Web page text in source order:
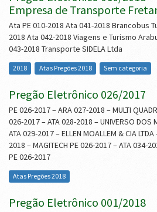
Empresa de Transporte
Ata PE 010-2018 Ata 041-2018 Brancobus
2018 Ata 042-2018 Viagens e Turismo
043-2018 Transporte SIDELA Ltda
2018 Atas Pregões 2018 Sem categoria
Pregão Eletrônico 026/2017
PE 026-2017 – ARA 027-2018 – MULTI
026-2017 – ATA 028-2018 – UNIVERSO DOS
ATA 029-2017 – ELLEN MOALLEM & CIA
2018 – MAGITECH PE 026-2017 – ATA 034-
PE 026-2017
Atas Pregões 2018
Pregão Eletrônico 001/2018